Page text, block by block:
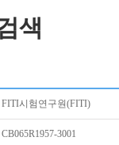
색
FITI시험연구원(FITI)
CB065R1957-3001